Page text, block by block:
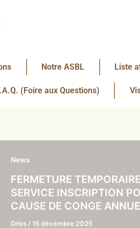
Notre ASBL Liste
(Foire aux Questions)
News
FERMETURE
SERVICE INSCRIPTION
CAUSE DE CONGE
Driss / 15 décembre 2025